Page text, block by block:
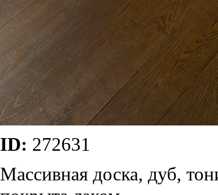
ID: 272631
Массивная доска, дуб,